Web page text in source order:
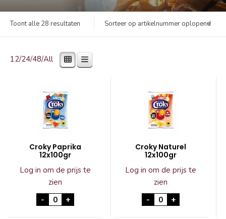
Toont alle 28 resultaten Sorteer op artikelnummer oplopend
12/24/48/All
Croky Paprika
12x100gr
Log in om de prijs te
zien
- Croky Paprika 12x100gr aantal
+
Croky Naturel
12x100gr
Log in om de prijs te
zien
- Croky Naturel
+